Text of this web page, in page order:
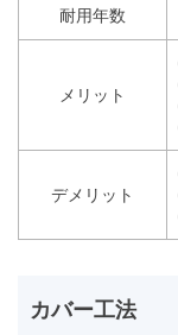
耐用年数
メリット
デメリット
カバー工法